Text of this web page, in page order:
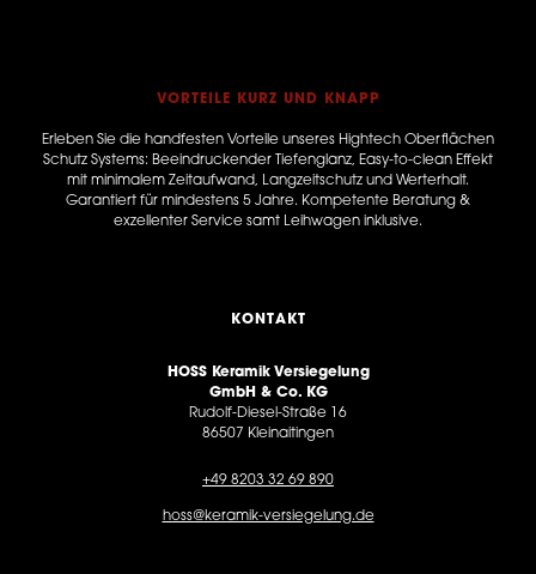
VORTEILE KURZ UND KNAPP
Erleben Sie die handfesten Vorteile unseres Hightech Oberflächen
Schutz Systems: Beeindruckender Tiefenglanz, Easy-to-clean Effekt
mit minimalem Zeitaufwand, Langzeitschutz und Werterhalt.
Garantiert für mindestens 5 Jahre. Kompetente Beratung &
exzellenter Service samt Leihwagen inklusive.
KONTAKT
HOSS Keramik Versiegelung
GmbH & Co. KG
Rudolf-Diesel-Straße 16
86507 Kleinaitingen
+49 8203 32 69 890
hoss@keramik-versiegelung.de